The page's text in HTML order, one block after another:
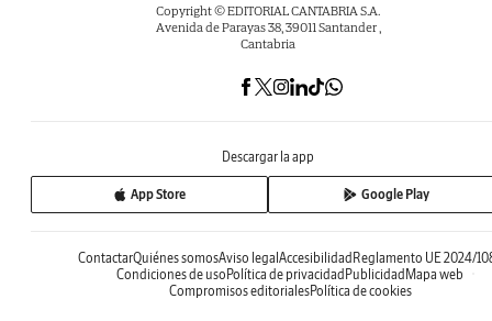
Copyright © EDITORIAL CANTABRIA S.A.
Avenida de Parayas 38, 39011 Santander ,
Cantabria
Descargar la app
App Store Google Play
ContactarQuiénes somosAviso legalAccesibilidadReglamento UE 2024/
Condiciones de usoPolítica de privacidadPublicidadMapa web
Compromisos editorialesPolítica de cookies